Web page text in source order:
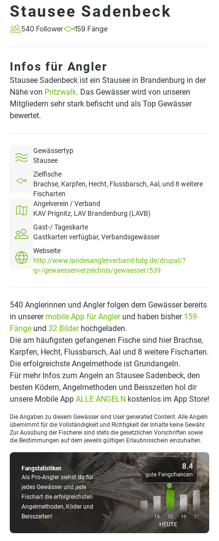
Stausee Sadenbeck
540 Follower 159 Fänge
Infos für Angler
Stausee Sadenbeck ist ein Stausee in Brandenburg in der
Nähe von Pritzwalk. Das Gewässer wird von unseren
Mitgliedern sehr stark befischt und als Top Gewässer
bewertet.
Gewässertyp
Stausee
Zielfische
Brachse, Karpfen, Hecht, Flussbarsch, Aal, und 8 weitere
Fischarten
Angelverein / Verband
KAV Prignitz, LAV Brandenburg (LAVB)
Gast-/ Tageskarte
Gastkarten verfügbar, Verbandsgewässer
Webseite
http://www.landesanglerverband-bdg.de/drupal/?
q=/gewaesserverzeichnis/gewaesser/539
Fangstatistiken
Als Pro-Angler siehst du für
jedes Gewässer und jede
Fischart die erfolgreichsten
Angelmethoden, Köder und
Beisszeiten!
540 Anglerinnen und Angler folgen dem Gewässer bereits
in unserer mobile App für Anglerund haben bisher 159
Fänge und 32 Bilderhochgeladen.
Die am häufigsten gefangenen Fische sind hier Brachse,
Karpfen, Hecht, Flussbarsch, Aal und 8 weitere Fischarten.
Die erfolgreichste Angelmethode ist Grundangeln.
Für mehr Infos zum Angeln an Stausee Sadenbeck, den
besten Ködern, Angelmethoden und Beisszeiten hol dir
unsere Mobile App ALLE ANGELN kostenlos im App Store!
Die Angaben zu diesem Gewässer sind User generated Content. Alle Angeln
übernimmt für die Vollständigkeit und Richtigkeit der Inhalte keine Gewähr.
Zur Ausübung der Fischerei sind stets die gesetzlichen Vorschriften sowie
die Bestimmungen auf dem jeweils gültigen Erlaubnisschein einzuhalten.